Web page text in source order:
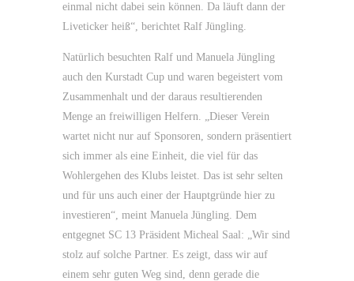
einmal nicht dabei sein können. Da läuft dann der
Liveticker heiß“, berichtet Ralf Jüngling.
Natürlich besuchten Ralf und Manuela Jüngling
auch den Kurstadt Cup und waren begeistert vom
Zusammenhalt und der daraus resultierenden
Menge an freiwilligen Helfern. „Dieser Verein
wartet nicht nur auf Sponsoren, sondern präsentiert
sich immer als eine Einheit, die viel für das
Wohlergehen des Klubs leistet. Das ist sehr selten
und für uns auch einer der Hauptgründe hier zu
investieren“, meint Manuela Jüngling. Dem
entgegnet SC 13 Präsident Micheal Saal: „Wir sind
stolz auf solche Partner. Es zeigt, dass wir auf
einem sehr guten Weg sind, denn gerade die